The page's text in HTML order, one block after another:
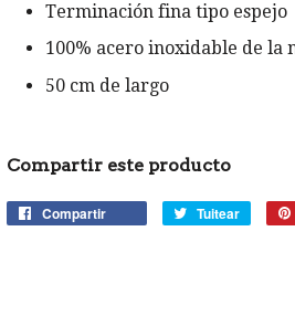
Terminación fina tipo espejo
100% acero inoxidable de la
50 cm de largo
Compartir este producto
Compartir
Compartir
Tuitear
Tuitear